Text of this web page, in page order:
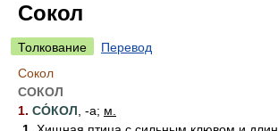
Сокол
Толкование
Перевод
Сокол
СОКОЛ
1. СО́КОЛ , -а; м.